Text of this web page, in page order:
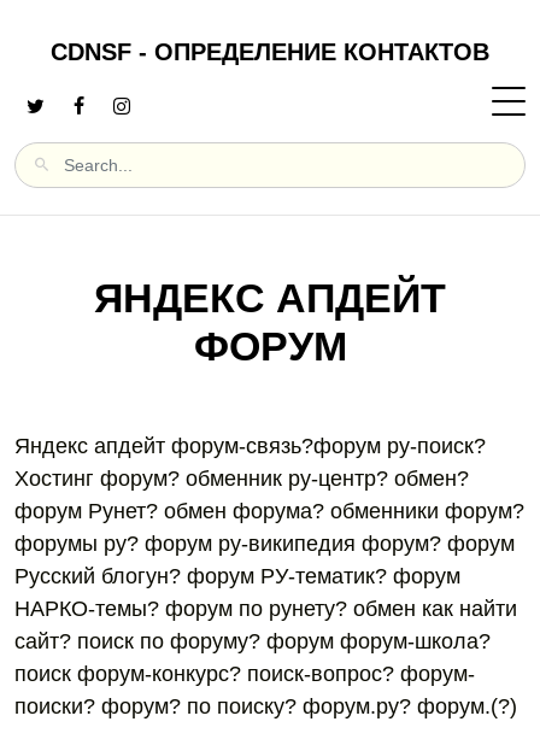
CDNSF - ОПРЕДЕЛЕНИЕ КОНТАКТОВ
ЯНДЕКС АПДЕЙТ
ФОРУМ
Яндекс апдейт форум-связь?форум ру-поиск?
Хостинг форум? обменник ру-центр? обмен?
форум Рунет? обмен форума? обменники форум?
форумы ру? форум ру-википедия форум? форум
Русский блогун? форум РУ-тематик? форум
НАРКО-темы? форум по рунету? обмен как найти
сайт? поиск по форуму? форум форум-школа?
поиск форум-конкурс? поиск-вопрос? форум-
поиски? форум? по поиску? форум.ру? форум.(?)